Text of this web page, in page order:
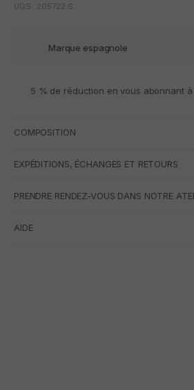
UGS : 205722.S
Marque espagnole
5 % de réduction en vous abonnant
COMPOSITION
EXPÉDITIONS, ÉCHANGES ET RETOURS
PRENDRE RENDEZ-VOUS DANS NOTRE
AIDE